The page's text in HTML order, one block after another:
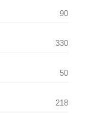
90
330
50
218